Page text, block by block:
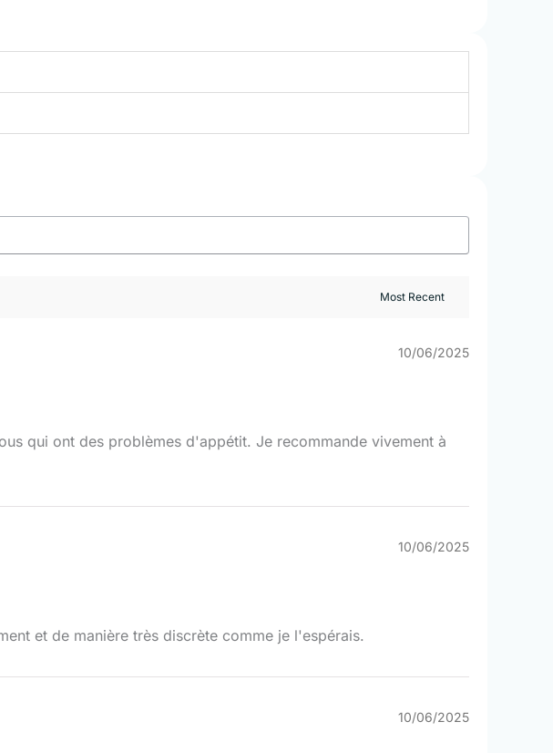
10/06/2025
qui ont des problèmes d'appétit. Je recommande vivement à
10/06/2025
et de manière très discrète comme je l'espérais.
10/06/2025